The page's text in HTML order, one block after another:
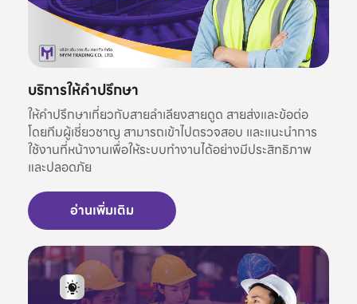
บริการให้คำปรึกษา
ให้คำปรึกษาเกี่ยวกับสายลำเลียงสายดูด สายส่งและข้อต่อ
โดยทีมผู้เชี่ยวชาญ สามารถเข้าไปตรวจสอบ และแนะนำการ
ใช้งานที่หน้างานเพื่อให้ระบบทำงานได้อย่างมีประสิทธิภาพ
และปลอดภัย
อ่านเพิ่มเติม